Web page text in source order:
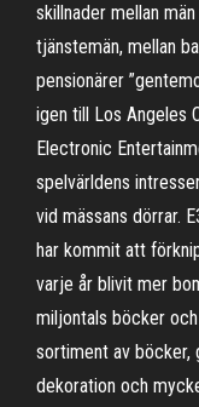
skillnader mellan
tjänstemän, mellan
pensionärer
igen till Los Angeles
Electronic
spelvärldens
vid mässans dörrar.
har kommit att
varje år blivit mer
miljontals böcker
sortiment av böcker,
dekoration och